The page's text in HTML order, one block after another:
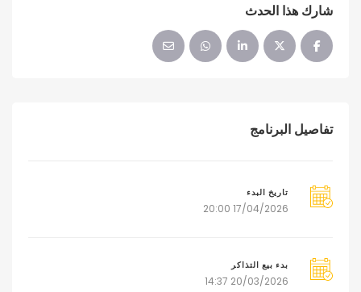
شارك هذا الحدث
تفاصيل البرنامج
تاريخ البدء
17/04/2026 20:00
بدء بيع التذاكر
20/03/2026 14:37